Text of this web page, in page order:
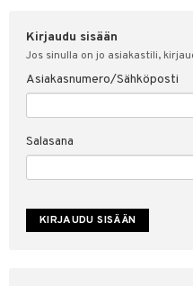
Fitness
Koti & Sisustus
Lelut, Lapsi & Vauva
Tuotemerkkejä
Kirjaudu sisään
Jos sinulla on jo asiakastili,
Asiakasnumero/Sähköposti
Salasana
& vastauksia
myyntiehdot
suojaus